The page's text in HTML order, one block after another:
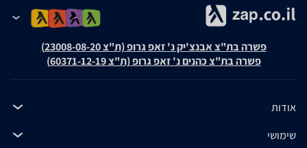
פשרה בת"צ אבנצ'יק נ' זאפ גרופ (ת"צ 23008-08-20)
פשרה בת"צ כהנים נ' זאפ גרופ (ת"צ 60371-12-19)
אודות
שימושי